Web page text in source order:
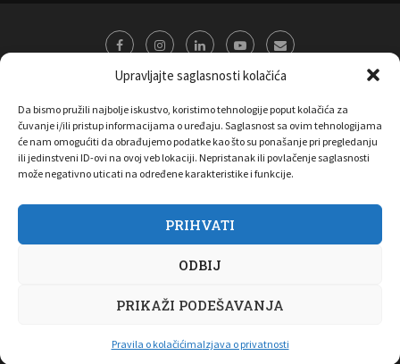
Upravljajte saglasnosti kolačića
Da bismo pružili najbolje iskustvo, koristimo tehnologije poput kolačića za
čuvanje i/ili pristup informacijama o uređaju. Saglasnost sa ovim tehnologijama
će nam omogućiti da obrađujemo podatke kao što su ponašanje pri pregledanju
ili jedinstveni ID-ovi na ovoj veb lokaciji. Nepristanak ili povlačenje saglasnosti
može negativno uticati na određene karakteristike i funkcije.
PRIHVATI
ODBIJ
PRIKAŽI PODEŠAVANJA
Pravila o kolačićimaIzjava o privatnosti
O nama Marketing Kontakt FAQ
Privatnost korisnika
Pravila korišćenja
NAZAD NA VRH